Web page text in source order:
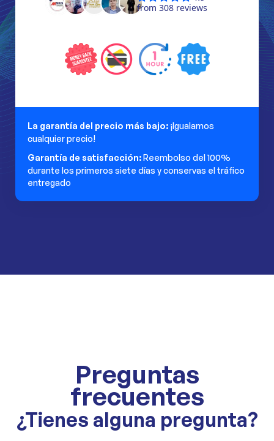
La garantía del precio más bajo: ¡Igualamos
cualquier precio!
Garantía de satisfacción:Reembolso del 100%
durante los primeros siete días y conservas el tráfico
entregado
Preguntas
frecuentes
¿Tienes alguna pregunta?